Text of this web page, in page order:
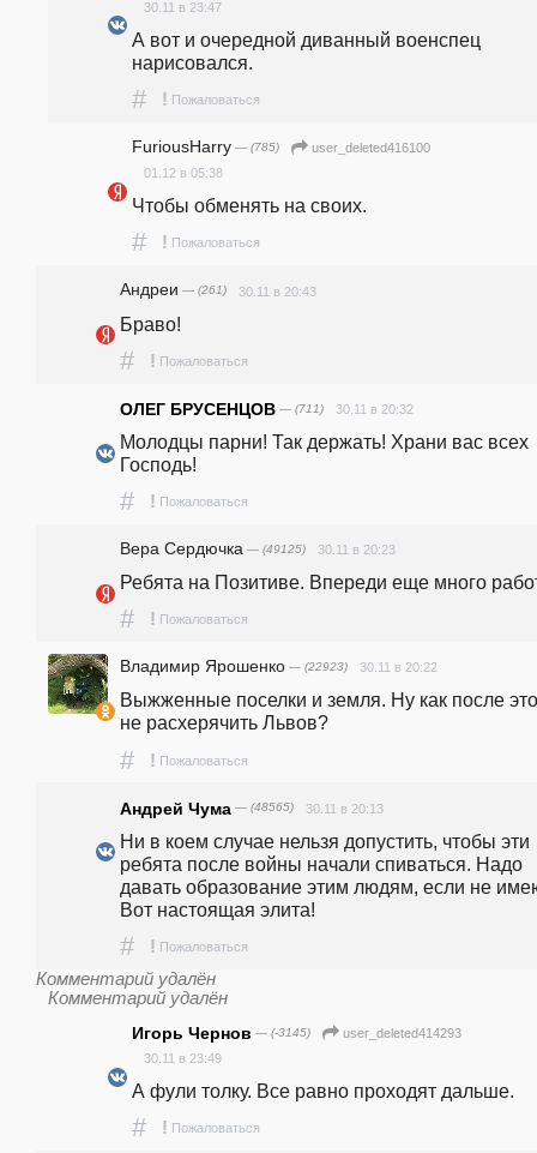
30.11 в 23:47
А вот и очередной диванный военспец
нарисовался.
# ! Пожаловаться
FuriousHarry — (785)
user_deleted416100
01.12 в 05:38
Чтобы обменять на своих.
# ! Пожаловаться
Андрeи — (261) 30.11 в 20:43
Браво!
# ! Пожаловаться
ОЛЕГ БРУСЕНЦОВ — (711) 30.11 в 20:32
Молодцы парни! Так держать! Храни вас всех
Господь!
# ! Пожаловаться
Вера Сердючка — (49125) 30.11 в 20:23
Ребята на Позитиве. Впереди еще много
# ! Пожаловаться
Владимир Ярошенко — (22923) 30.11 в 20:22
Выжженные поселки и земля. Ну как после
не расхерячить Львов?
# ! Пожаловаться
Андрей Чума — (48565) 30.11 в 20:13
Ни в коем случае нельзя допустить, чтобы эти
ребята после войны начали спиваться. Надо
давать образование этим людям, если не
Вот настоящая элита!
# ! Пожаловаться
Комментарий удалён
Комментарий удалён
Игорь Чернов — (-3145)
user_deleted414293
30.11 в 23:49
А фули толку. Все равно проходят дальше.
# ! Пожаловаться